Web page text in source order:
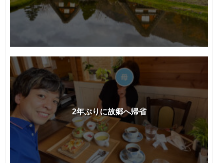
2年ぶりに故郷へ帰省